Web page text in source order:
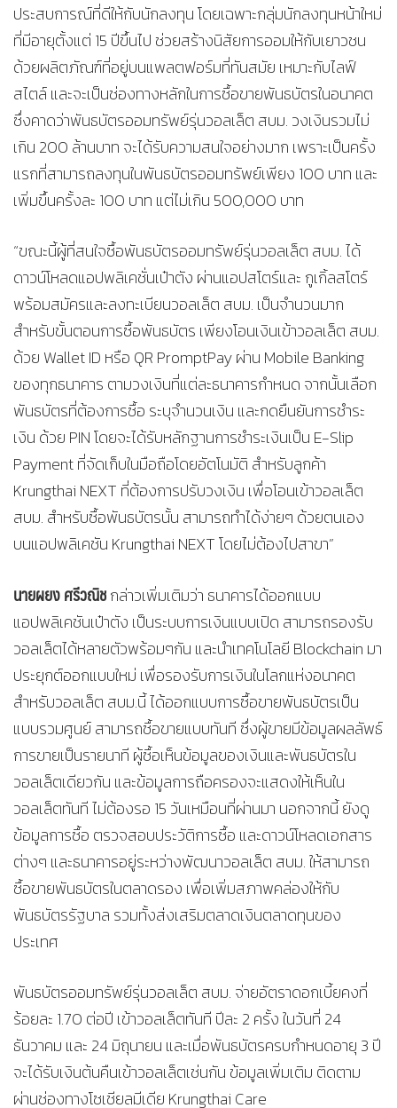
ประสบการณ์ที่ดีให้กับนักลงทุน โดยเฉพาะกลุ่มนักลงทุนหน้าใหม่
ที่มีอายุตั้งแต่ 15 ปีขึ้นไป ช่วยสร้างนิสัยการออมให้กับเยาวชน
ด้วยผลิตภัณฑ์ที่อยู่บนแพลตฟอร์มที่ทันสมัย เหมาะกับไลฟ์
สไตล์ และจะเป็นช่องทางหลักในการซื้อขายพันธบัตรในอนาคต
ซึ่งคาดว่าพันธบัตรออมทรัพย์รุ่นวอลเล็ต สบม. วงเงินรวมไม่
เกิน 200 ล้านบาท จะได้รับความสนใจอย่างมาก เพราะเป็นครั้ง
แรกที่สามารถลงทุนในพันธบัตรออมทรัพย์เพียง 100 บาท และ
เพิ่มขึ้นครั้งละ 100 บาท แต่ไม่เกิน 500,000 บาท
“ขณะนี้ผู้ที่สนใจซื้อพันธบัตรออมทรัพย์รุ่นวอลเล็ต สบม. ได้
ดาวน์โหลดแอปพลิเคชั่นเป๋าตัง ผ่านแอปสโตร์และ กูเกิ้ลสโตร์
พร้อมสมัครและลงทะเบียนวอลเล็ต สบม. เป็นจำนวนมาก
สำหรับขั้นตอนการซื้อพันธบัตร เพียงโอนเงินเข้าวอลเล็ต สบม.
ด้วย Wallet ID หรือ QR PromptPay ผ่าน Mobile Banking
ของทุกธนาคาร ตามวงเงินที่แต่ละธนาคารกำหนด จากนั้นเลือก
พันธบัตรที่ต้องการซื้อ ระบุจำนวนเงิน และกดยืนยันการชำระ
เงิน ด้วย PIN โดยจะได้รับหลักฐานการชำระเงินเป็น E-Slip
Payment ที่จัดเก็บในมือถือโดยอัตโนมัติ สำหรับลูกค้า
Krungthai NEXT ที่ต้องการปรับวงเงิน เพื่อโอนเข้าวอลเล็ต
สบม. สำหรับซื้อพันธบัตรนั้น สามารถทำได้ง่ายๆ ด้วยตนเอง
บนแอปพลิเคชัน Krungthai NEXT โดยไม่ต้องไปสาขา”
นายผยง ศรีวณิชกล่าวเพิ่มเติมว่า ธนาคารได้ออกแบบ
แอปพลิเคชันเป๋าตัง เป็นระบบการเงินแบบเปิด สามารถรองรับ
วอลเล็ตได้หลายตัวพร้อมๆกัน และนำเทคโนโลยี Blockchain มา
ประยุกต์ออกแบบใหม่ เพื่อรองรับการเงินในโลกแห่งอนาคต
สำหรับวอลเล็ต สบม.นี้ ได้ออกแบบการซื้อขายพันธบัตรเป็น
แบบรวมศูนย์ สามารถซื้อขายแบบทันที ซึ่งผู้ขายมีข้อมูลผลลัพธ์
การขายเป็นรายนาที ผู้ซื้อเห็นข้อมูลของเงินและพันธบัตรใน
วอลเล็ตเดียวกัน และข้อมูลการถือครองจะแสดงให้เห็นใน
วอลเล็ตทันที ไม่ต้องรอ 15 วันเหมือนที่ผ่านมา นอกจากนี้ ยังดู
ข้อมูลการซื้อ ตรวจสอบประวัติการซื้อ และดาวน์โหลดเอกสาร
ต่างๆ และธนาคารอยู่ระหว่างพัฒนาวอลเล็ต สบม. ให้สามารถ
ซื้อขายพันธบัตรในตลาดรอง เพื่อเพิ่มสภาพคล่องให้กับ
พันธบัตรรัฐบาล รวมทั้งส่งเสริมตลาดเงินตลาดทุนของ
ประเทศ
พันธบัตรออมทรัพย์รุ่นวอลเล็ต สบม. จ่ายอัตราดอกเบี้ยคงที่
ร้อยละ 1.70 ต่อปี เข้าวอลเล็ตทันที ปีละ 2 ครั้ง ในวันที่ 24
ธันวาคม และ 24 มิถุนายน และเมื่อพันธบัตรครบกำหนดอายุ 3 ปี
จะได้รับเงินต้นคืนเข้าวอลเล็ตเช่นกัน ข้อมูลเพิ่มเติม ติดตาม
ผ่านช่องทางโซเชียลมีเดีย Krungthai Care